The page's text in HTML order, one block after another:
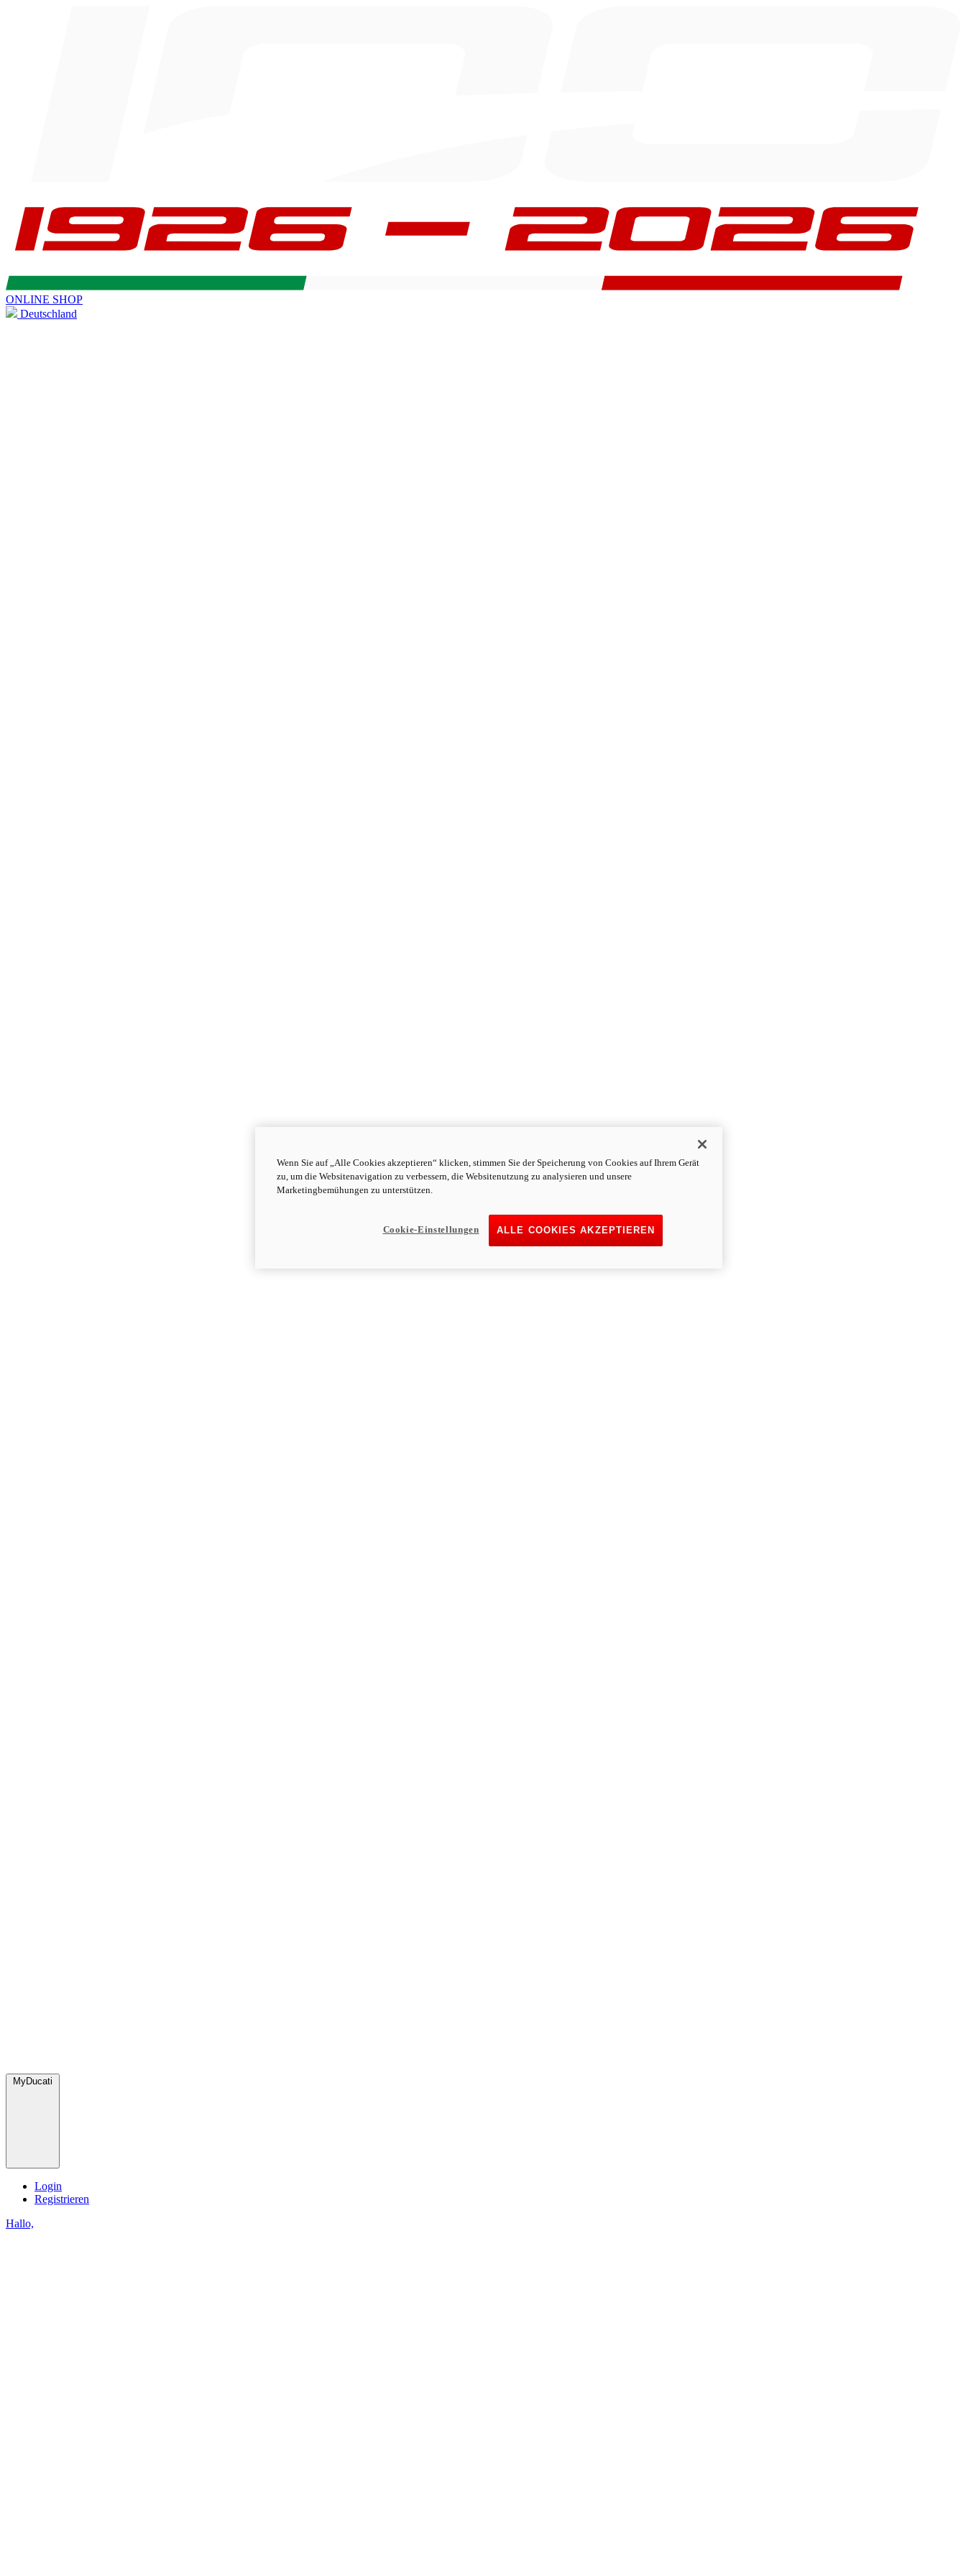
ONLINE SHOP
Deutschland
MyDucati
Login
Registrieren
Hallo,
Wenn Sie auf „Alle Cookies akzeptieren“ klicken, stimmen Sie der Speicherung von Cookies auf Ihrem Gerät
zu, um die Websitenavigation zu verbessern, die Websitenutzung zu analysieren und unsere
Marketingbemühungen zu unterstützen.
ALLE COOKIES AKZEPTIEREN
Cookie-Einstellungen